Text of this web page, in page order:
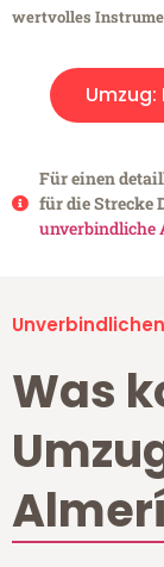
wertvolles
Umzug:
Für einen
für die Strecke
unverbindliche
Was